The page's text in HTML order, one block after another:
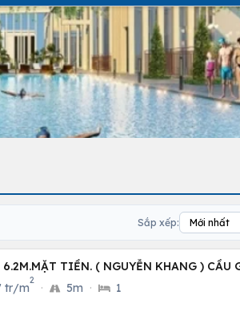
Sắp xếp:
TIỀN. ( NGUYỄN KHANG ) CẦU
tr/m
2
· 5m · 1